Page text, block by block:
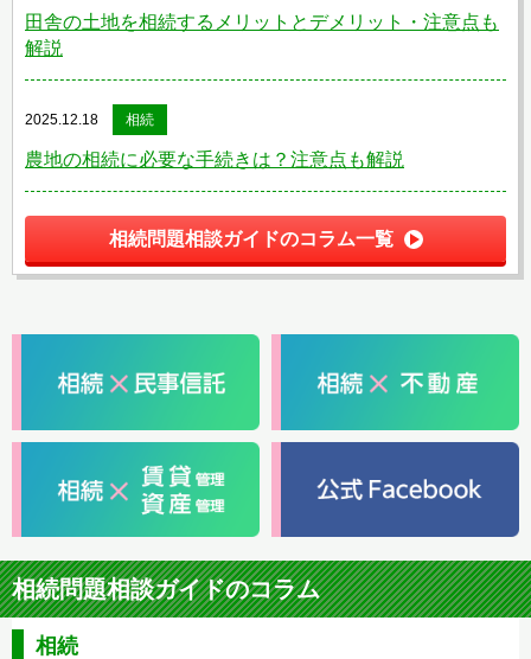
田舎の土地を相続するメリットとデメリット・注意点も
解説
2025.12.18 相続
農地の相続に必要な手続きは？注意点も解説
相続問題相談ガイドのコラム一覧
相続問題相談ガイドのコラム
相続